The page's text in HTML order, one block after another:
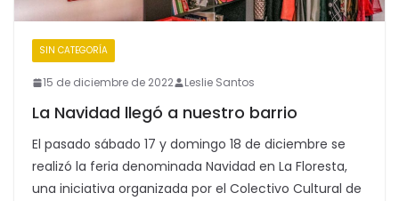
SIN CATEGORÍA
15 de diciembre de 2022 Leslie Santos
La Navidad llegó a nuestro barrio
El pasado sábado 17 y domingo 18 de diciembre se
realizó la feria denominada Navidad en La Floresta,
una iniciativa organizada por el Colectivo Cultural de